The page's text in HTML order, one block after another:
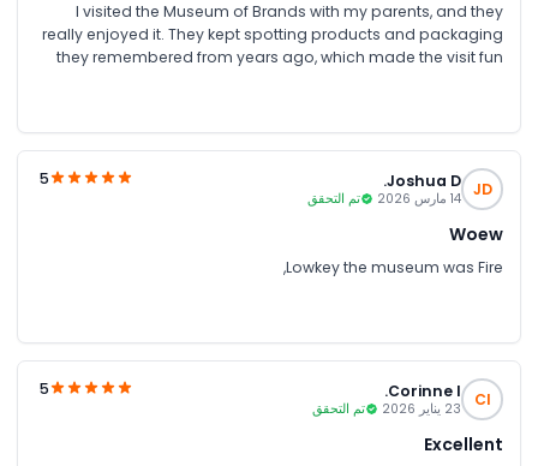
I visited the Museum of Brands with my parents, and they
really enjoyed it. They kept spotting products and packaging
they remembered from years ago, which made the visit fun
JD
Joshua D.
14 مارس 2026 تم التحقق
5
Woew
Lowkey the museum was Fire,
CI
Corinne I.
23 يناير 2026 تم التحقق
5
Excellent